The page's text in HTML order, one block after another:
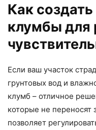
Как
клумбы для
Если ваш участок
грунтовых вод и
клумб – отличное
которые не переносят
позволяет